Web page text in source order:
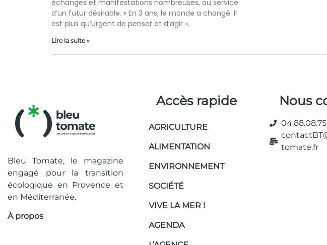
échanges et manifestations nombreuses, au service
d’un futur désirable. « En 3 ans, le monde a changé. Il
est plus qu’urgent de penser et d’agir ».
Lire la suite »
Bleu Tomate, le magazine
engagé pour la transition
écologique en Provence et
en Méditerranée.
À propos
Accès rapide
AGRICULTURE
ALIMENTATION
ENVIRONNEMENT
SOCIÉTÉ
VIVE LA MER !
AGENDA
Nous
tomate.fr